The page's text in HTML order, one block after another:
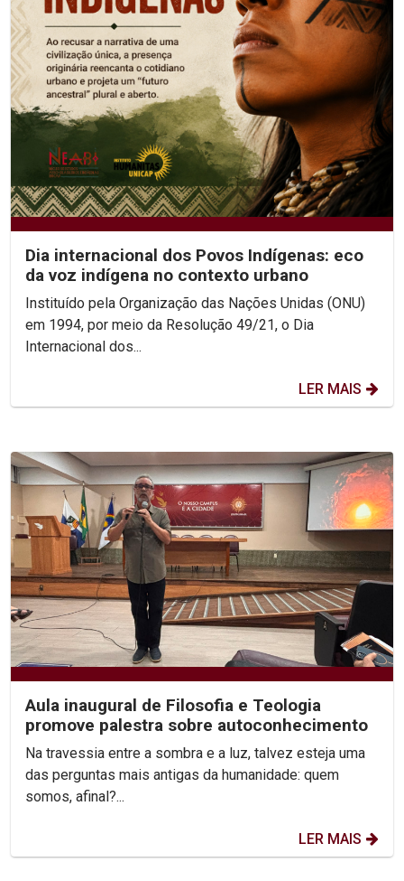
Dia internacional dos Povos Indígenas: eco
da voz indígena no contexto urbano
Instituído pela Organização das Nações Unidas (ONU)
em 1994, por meio da Resolução 49/21, o Dia
Internacional dos...
LER MAIS
Aula inaugural de Filosofia e Teologia
promove palestra sobre autoconhecimento
Na travessia entre a sombra e a luz, talvez esteja uma
das perguntas mais antigas da humanidade: quem
somos, afinal?...
LER MAIS